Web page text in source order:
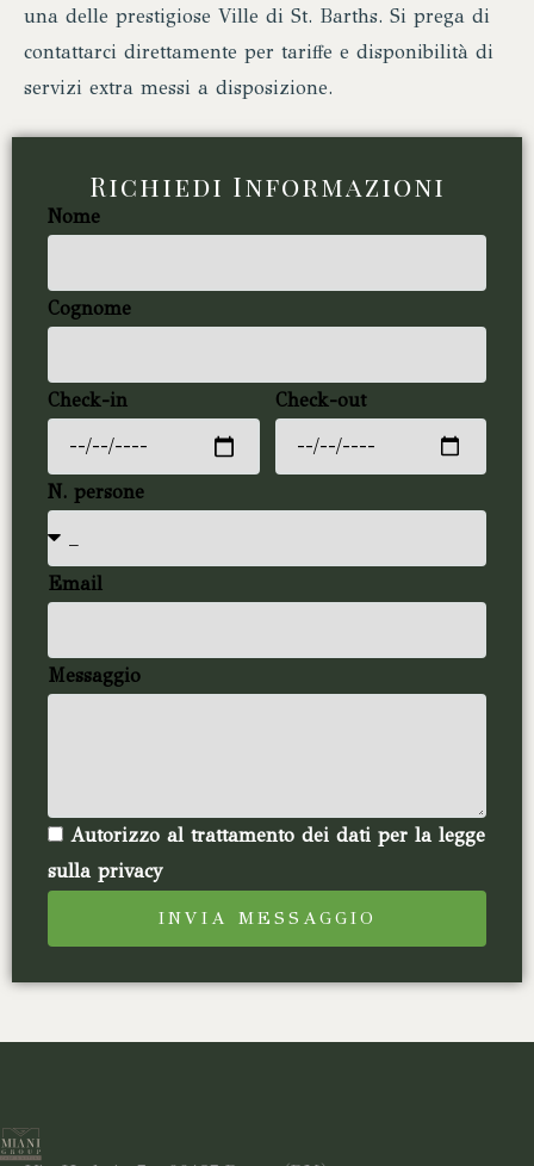
una delle prestigiose Ville di St. Barths. Si prega di
contattarci direttamente per tariffe e disponibilità di
servizi extra messi a disposizione.
Richiedi Informazioni
Nome
Cognome
Check-in Check-out
N. persone
Email
Messaggio
Autorizzo al trattamento dei dati per la legge
sulla privacy
INVIA MESSAGGIO